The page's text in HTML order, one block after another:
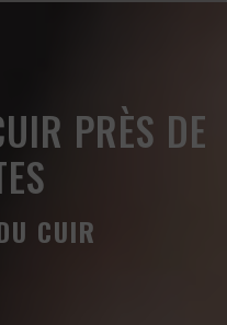
PRÈS DE
CUIR